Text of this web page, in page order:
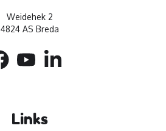
Weidehek 2
4824 AS Breda
Links